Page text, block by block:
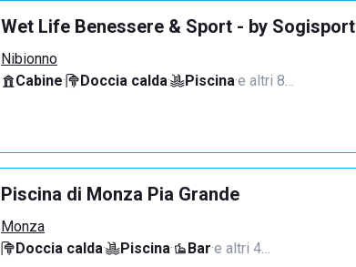
Wet Life Benessere & Sport - by Sogisport
Nibionno
Cabine· Doccia calda· Piscina·e altri 8…
Piscina di Monza Pia Grande
Monza
Doccia calda· Piscina· Bar·e altri 4…